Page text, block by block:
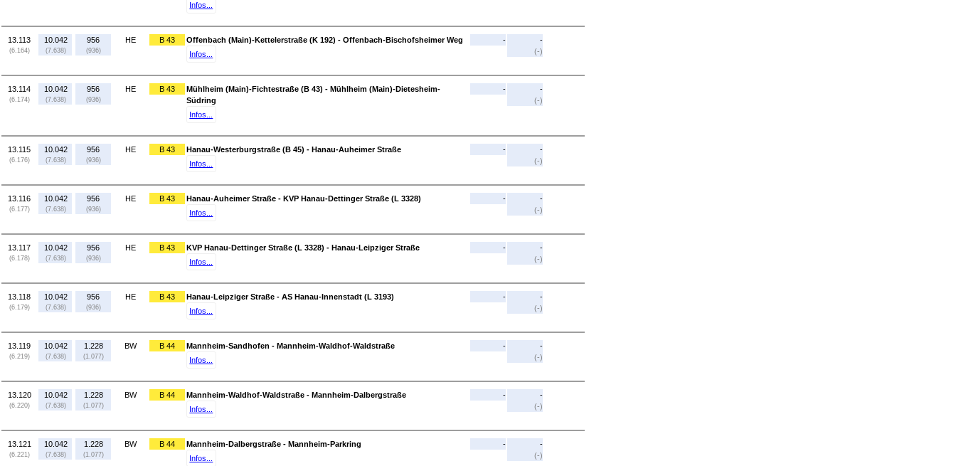
Infos...
13.113
(6.164)
10.042
(7.638)
956
(936)
HE B 43
Offenbach (Main)-Kettelerstraße (K 192) - Offenbach-Bischofsheimer Weg
Infos...
-
-
(-)
13.114
(6.174)
10.042
(7.638)
956
(936)
HE B 43
Mühlheim (Main)-Fichtestraße (B 43) - Mühlheim (Main)-Dietesheim-
Südring
Infos...
-
-
(-)
13.115
(6.176)
10.042
(7.638)
956
(936)
HE B 43
Hanau-Westerburgstraße (B 45) - Hanau-Auheimer Straße
Infos...
-
-
(-)
13.116
(6.177)
10.042
(7.638)
956
(936)
HE B 43
Hanau-Auheimer Straße - KVP Hanau-Dettinger Straße (L 3328)
Infos...
-
-
(-)
13.117
(6.178)
10.042
(7.638)
956
(936)
HE B 43
KVP Hanau-Dettinger Straße (L 3328) - Hanau-Leipziger Straße
Infos...
-
-
(-)
13.118
(6.179)
10.042
(7.638)
956
(936)
HE B 43
Hanau-Leipziger Straße - AS Hanau-Innenstadt (L 3193)
Infos...
-
-
(-)
13.119
(6.219)
10.042
(7.638)
1.228
(1.077)
BW B 44
Mannheim-Sandhofen - Mannheim-Waldhof-Waldstraße
Infos...
-
-
(-)
13.120
(6.220)
10.042
(7.638)
1.228
(1.077)
BW B 44
Mannheim-Waldhof-Waldstraße - Mannheim-Dalbergstraße
Infos...
-
-
(-)
13.121
(6.221)
10.042
(7.638)
1.228
(1.077)
BW B 44
Mannheim-Dalbergstraße - Mannheim-Parkring
Infos...
-
-
(-)